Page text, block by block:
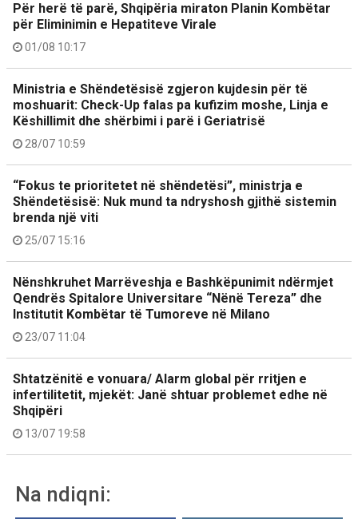
Për herë të parë, Shqipëria miraton Planin Kombëtar
për Eliminimin e Hepatiteve Virale
01/08 10:17
Ministria e Shëndetësisë zgjeron kujdesin për të
moshuarit: Check-Up falas pa kufizim moshe, Linja e
Këshillimit dhe shërbimi i parë i Geriatrisë
28/07 10:59
“Fokus te prioritetet në shëndetësi”, ministrja e
Shëndetësisë: Nuk mund ta ndryshosh gjithë sistemin
brenda një viti
25/07 15:16
Nënshkruhet Marrëveshja e Bashkëpunimit ndërmjet
Qendrës Spitalore Universitare “Nënë Tereza” dhe
Institutit Kombëtar të Tumoreve në Milano
23/07 11:04
Shtatzënitë e vonuara/ Alarm global për rritjen e
infertilitetit, mjekët: Janë shtuar problemet edhe në
Shqipëri
13/07 19:58
Na ndiqni: